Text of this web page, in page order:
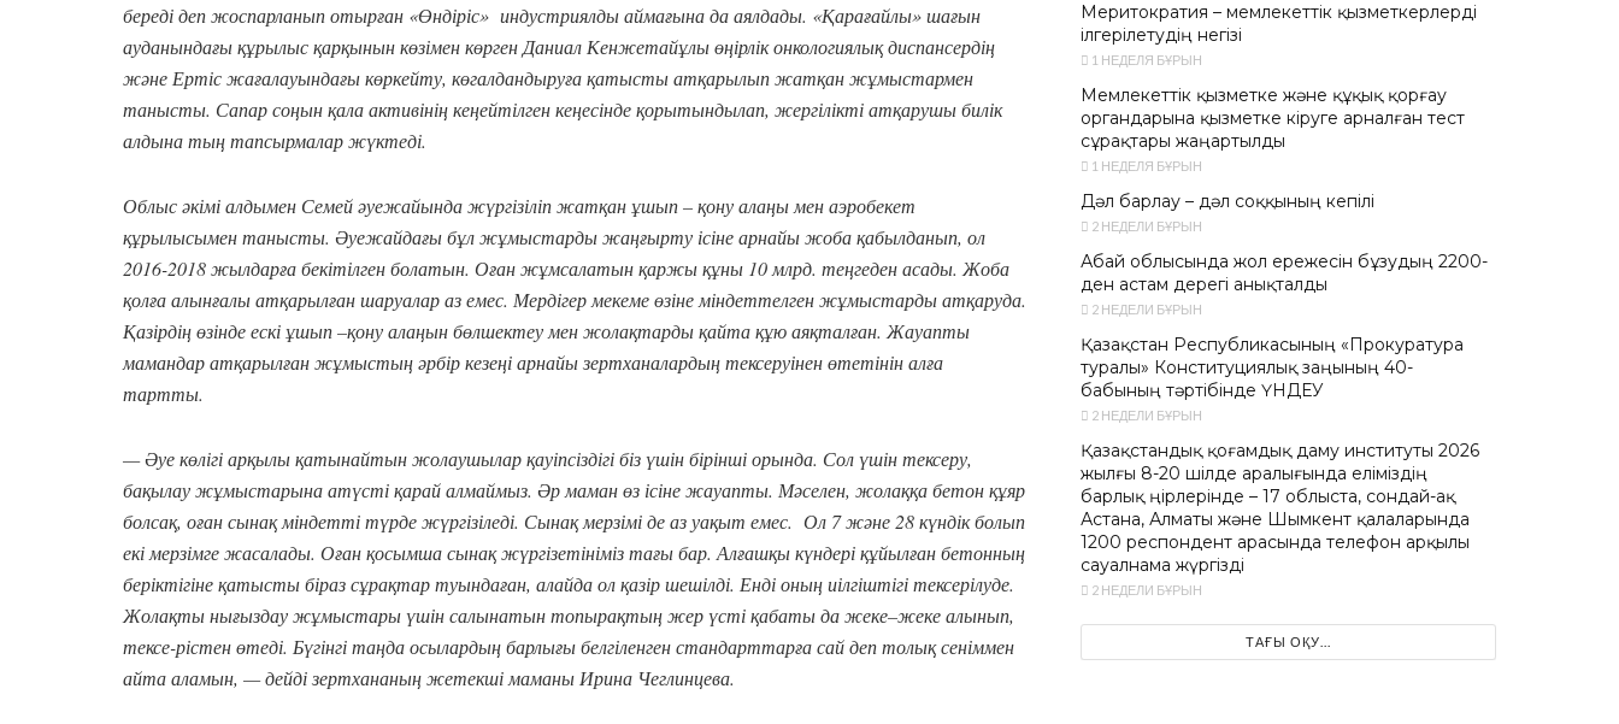
береді деп жоспарланып отырған «Өндіріс» индустриялды аймағына да аялдады. «Қарағайлы» шағын
ауданындағы құрылыс қарқынын көзімен көрген Даниал Кенжетайұлы өңірлік онкологиялық диспансердің
және Ертіс жағалауындағы көркейту, көгалдандыруға қатысты атқарылып жатқан жұмыстармен
танысты. Сапар соңын қала активінің кеңейтілген кеңесінде қорытындылап, жергілікті атқарушы билік
алдына тың тапсырмалар жүктеді.
Облыс әкімі алдымен Семей әуежайында жүргізіліп жатқан ұшып – қону алаңы мен аэробекет
құрылысымен танысты. Әуежайдағы бұл жұмыстарды жаңғырту ісіне арнайы жоба қабылданып, ол
2016-2018 жылдарға бекітілген болатын. Оған жұмсалатын қаржы құны 10 млрд. теңгеден асады. Жоба
қолға алынғалы атқарылған шаруалар аз емес. Мердігер мекеме өзіне міндеттелген жұмыстарды атқаруда.
Қазірдің өзінде ескі ұшып –қону алаңын бөлшектеу мен жолақтарды қайта құю аяқталған. Жауапты
мамандар атқарылған жұмыстың әрбір кезеңі арнайы зертханалардың тексеруінен өтетінін алға
тартты.
— Әуе көлігі арқылы қатынайтын жолаушылар қауіпсіздігі біз үшін бірінші орында. Сол үшін тексеру,
бақылау жұмыстарына атүсті қарай алмаймыз. Әр маман өз ісіне жауапты. Мәселен, жолаққа бетон құяр
болсақ, оған сынақ міндетті түрде жүргізіледі. Сынақ мерзімі де аз уақыт емес. Ол 7 және 28 күндік болып
екі мерзімге жасалады. Оған қосымша сынақ жүргізетініміз тағы бар. Алғашқы күндері құйылған бетонның
беріктігіне қатысты біраз сұрақтар туындаған, алайда ол қазір шешілді. Енді оның иілгіштігі тексерілуде.
Жолақты нығыздау жұмыстары үшін салынатын топырақтың жер үсті қабаты да жеке–жеке алынып,
тексе-рістен өтеді. Бүгінгі таңда осылардың барлығы белгіленген стандарттарға сай деп толық сеніммен
айта аламын, — дейді зертхананың жетекші маманы Ирина Чеглинцева.
Меритократия – мемлекеттік қызметкерлерді
ілгерілетудің негізі
1 НЕДЕЛЯ БҰРЫН
Мемлекеттік қызметке және құқық қорғау
органдарына қызметке кіруге арналған тест
сұрақтары жаңартылды
1 НЕДЕЛЯ БҰРЫН
Дәл барлау – дәл соққының кепілі
2 НЕДЕЛИ БҰРЫН
Абай облысында жол ережесін бұзудың 2200-
ден астам дерегі анықталды
2 НЕДЕЛИ БҰРЫН
Қазақстан Республикасының «Прокуратура
туралы» Конституциялық заңының 40-
бабының тәртібінде ҮНДЕУ
2 НЕДЕЛИ БҰРЫН
Қазақстандық қоғамдық даму институты 2026
жылғы 8-20 шілде аралығында еліміздің
барлық өңірлерінде – 17 облыста, сондай-ақ
Астана, Алматы және Шымкент қалаларында
1200 респондент арасында телефон арқылы
сауалнама жүргізді
2 НЕДЕЛИ БҰРЫН
ТАҒЫ ОҚУ...